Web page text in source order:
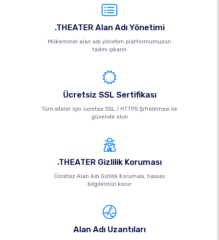
.THEATER Alan Adı Yönetimi
Mükemmel alan adı yönetim platformumuzun
tadını çıkarın
Ücretsiz SSL Sertifikası
Tüm siteler için ücretsiz SSL / HTTPS Şifrelemesi ile
güvende olun
.THEATER Gizlilik Koruması
Ücretsiz Alan Adı Gizlilik Koruması, hassas
bilgilerinizi korur
Alan Adı Uzantıları